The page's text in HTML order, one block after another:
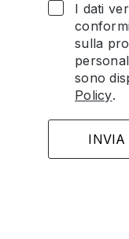
I dati
sulla
sono
Policy.